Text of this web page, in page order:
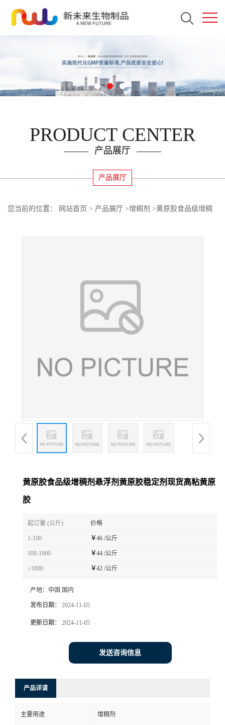
PRODUCT CENTER
产品展厅
产品展厅
您当前的位置： 网站首页 > 产品展厅 >增稠剂 >黄原胶食品级增稠
黄原胶食品级增稠剂悬浮剂黄原胶稳定剂现货高粘黄原
胶
起订量 (公斤) 价格
1-100 ￥46 /公斤
100-1000 ￥44 /公斤
≥1000 ￥42 /公斤
产地： 中国 国内
发布日期： 2024-11-05
更新日期： 2024-11-05
发送咨询信息
产品详请
主要用途 增稠剂